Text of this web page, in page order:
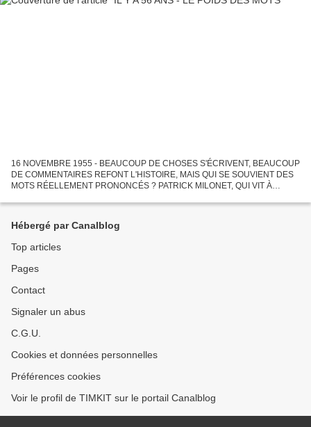
16 NOVEMBRE 1955 - BEAUCOUP DE CHOSES S'ÉCRIVENT, BEAUCOUP
DE COMMENTAIRES REFONT L'HISTOIRE, MAIS QUI SE SOUVIENT DES
MOTS RÉELLEMENT PRONONCÉS ? PATRICK MILONET, QUI VIT À
MOHAMED V LE 16 NOVEMBRE...
Hébergé par Canalblog
Top articles
Pages
Contact
Signaler un abus
C.G.U.
Cookies et données personnelles
Préférences cookies
Voir le profil de TIMKIT sur le portail Canalblog